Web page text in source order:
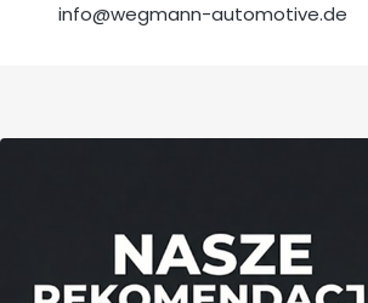
info@wegmann-automotive.de